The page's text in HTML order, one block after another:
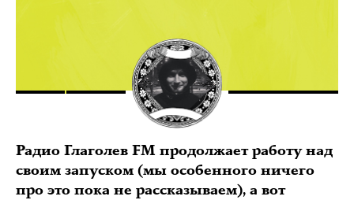
Радио Глаголев FM продолжает работу над
своим запуском (мы особенного ничего
про это пока не рассказываем), а вот